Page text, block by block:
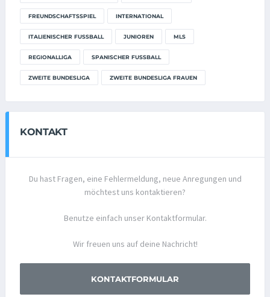
FREUNDSCHAFTSSPIEL INTERNATIONAL
ITALIENISCHER FUSSBALL JUNIOREN MLS
REGIONALLIGA SPANISCHER FUSSBALL
ZWEITE BUNDESLIGA ZWEITE BUNDESLIGA FRAUEN
KONTAKT
Du hast Fragen, eine Fehlermeldung, neue Anregungen und
möchtest uns kontaktieren?
Benutze einfach unser Kontaktformular.
Wir freuen uns auf deine Nachricht!
KONTAKTFORMULAR